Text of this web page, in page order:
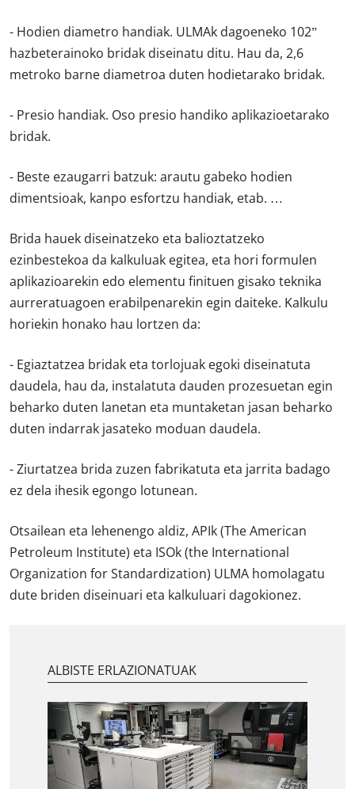
- Hodien diametro handiak. ULMAk dagoeneko 102”
hazbeterainoko bridak diseinatu ditu. Hau da, 2,6
metroko barne diametroa duten hodietarako bridak.
- Presio handiak. Oso presio handiko aplikazioetarako
bridak.
- Beste ezaugarri batzuk: arautu gabeko hodien
dimentsioak, kanpo esfortzu handiak, etab. …
Brida hauek diseinatzeko eta balioztatzeko
ezinbestekoa da kalkuluak egitea, eta hori formulen
aplikazioarekin edo elementu finituen gisako teknika
aurreratuagoen erabilpenarekin egin daiteke. Kalkulu
horiekin honako hau lortzen da:
- Egiaztatzea bridak eta torlojuak egoki diseinatuta
daudela, hau da, instalatuta dauden prozesuetan egin
beharko duten lanetan eta muntaketan jasan beharko
duten indarrak jasateko moduan daudela.
- Ziurtatzea brida zuzen fabrikatuta eta jarrita badago
ez dela ihesik egongo lotunean.
Otsailean eta lehenengo aldiz, APIk (The American
Petroleum Institute) eta ISOk (the International
Organization for Standardization) ULMA homolagatu
dute briden diseinuari eta kalkuluari dagokionez.
ALBISTE ERLAZIONATUAK